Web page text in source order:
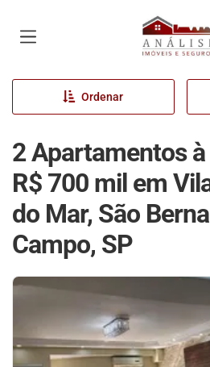
Página
Ordenar
2 Apartamentos
R$ 700 mil em
do Mar, São
Campo, SP